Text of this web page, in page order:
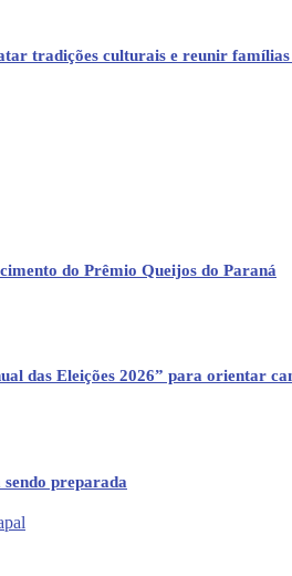
tradições culturais e reunir
do Prêmio Queijos do Paraná
das Eleições 2026” para orientar
preparada